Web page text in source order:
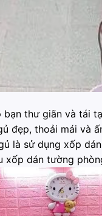
thư giãn và tái
đẹp, thoải mái và
là sử dụng xốp
xốp dán tường